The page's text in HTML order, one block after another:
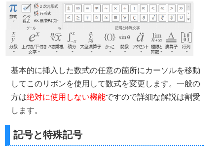
基本的に挿入した数式の任意の箇所にカーソルを移動
してこのリボンを使用して数式を変更します。一般の
方は絶対に使用しない機能ですので詳細な解説は割愛
します。
記号と特殊記号